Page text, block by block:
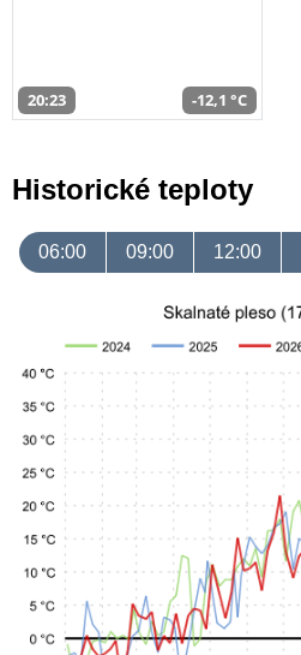
20:23 -12,1 °C
Historické teploty
06:00 09:00 12:00